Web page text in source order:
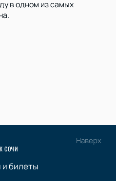
в одном из самых
Наверх
СОЧИ
и билеты